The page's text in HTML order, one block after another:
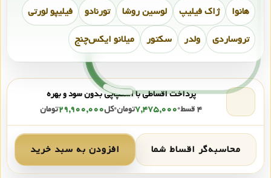
هانوا ژاک فیلیپ لوسین روشا تورنادو
فیلیپو لورتی
تروساردی
ولدر سکتور میلانو ایکس‌چنج
پرداخت اقساطی با اسنپ‌پی بدون سود و بهره
۴ قسط
•۷,۴۷۵,۰۰۰تومان•کل۲۹,۹۰۰,۰۰۰تومان
محاسبه‌گر اقساط شما افزودن به سبد خرید